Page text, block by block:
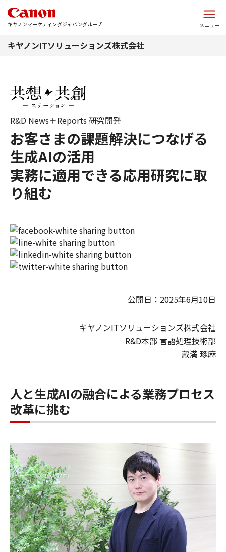
キヤノンマーケティングジャパングループ メニュー
キヤノンITソリューションズ株式会社
お客さまの課題解決につなげる
生成AIの活用
実務に適用できる応用研究に取
り組む
R&D News＋Reports 研究開発
公開日：2025年6月10日
キヤノンITソリューションズ株式会社
R&D本部 言語処理技術部
蔵満 琢麻
人と生成AIの融合による業務プロセス
改革に挑む